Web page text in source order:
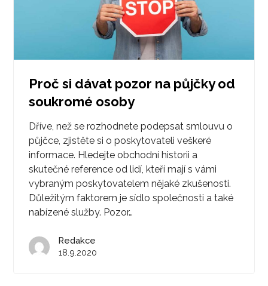
Proč si dávat pozor na půjčky od
soukromé osoby
Dříve, než se rozhodnete podepsat smlouvu o
půjčce, zjistěte si o poskytovateli veškeré
informace. Hledejte obchodní historii a
skutečné reference od lidí, kteří mají s vámi
vybraným poskytovatelem nějaké zkušenosti.
Důležitým faktorem je sídlo společnosti a také
nabízené služby. Pozor…
Redakce
18.9.2020